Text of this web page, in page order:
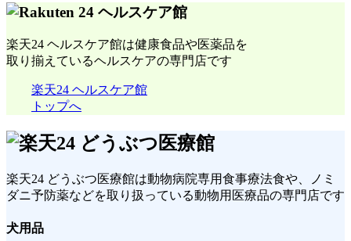
楽天24 ヘルスケア館は健康食品や医薬品を
取り揃えているヘルスケアの専門店です
楽天24 ヘルスケア館
トップへ
楽天24 どうぶつ医療館は動物病院専用食事療法食や、ノミ
ダニ予防薬などを取り扱っている動物用医療品の専門店です
犬用品